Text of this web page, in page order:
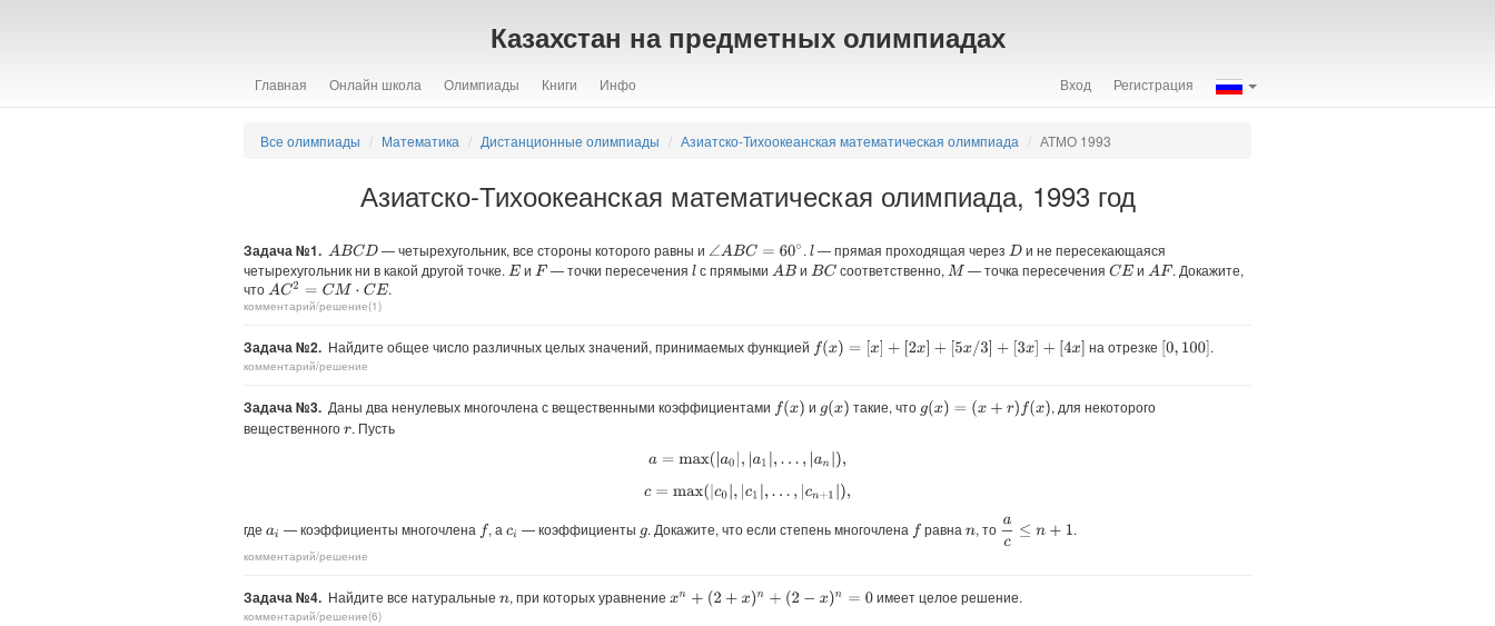
Казахстан на предметных олимпиадах
Главная Онлайн школа Олимпиады Книги Инфо Вход Регистрация
Все олимпиады Математика Дистанционные олимпиады Азиатско-Тихоокеанская математическая олимпиада АТМО 1993
Азиатско-Тихоокеанская математическая олимпиада, 1993 год
Задача №1. ABCD — четырехугольник, все стороны которого равны и ∠ABC=60∘ . l — прямая проходящая через D и не пересекающаяся
четырехугольник ни в какой другой точке. E и F — точки пересеченияl с прямыми AB и BC соответственно, M — точка пересеченияCE и AF . Докажите,
чтоAC2= CM⋅CE .
комментарий/решение(1)
Задача №2. Найдите общее число различных целых значений, принимаемых функцией f(x)=[ x]+ 2x +[5 /3]+ 3x +[4x] на отрезке 0,100] .
комментарий/решение
Задача №3. Даны два ненулевых многочлена с вещественными коэффициентами f(x) и g(x) такие, чтоg(x)= (x+ r)f(x)
, для некоторого
вещественногоr. Пусть
a=max (|a0 |, |a1| … ,| a n ),
c=max (|c0 |, c1| … ,| c n +1|),
где ai — коэффициенты многочлена f , а ci — коэффициенты g. Докажите, что если степень многочлена f равнаn, то ac ≤n+1 .
комментарий/решение
Задача №4. Найдите все натуральные n, при которых уравнение xn+ (2 +x) n+ (2−x n= 0 имеет целое решение.
комментарий/решение(6)